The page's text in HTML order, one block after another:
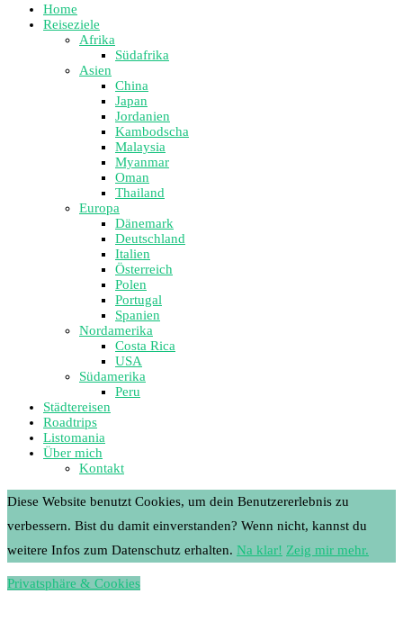
Home
Reiseziele
Afrika
Südafrika
Asien
China
Japan
Jordanien
Kambodscha
Malaysia
Myanmar
Oman
Thailand
Europa
Dänemark
Deutschland
Italien
Österreich
Polen
Portugal
Spanien
Nordamerika
Costa Rica
USA
Südamerika
Peru
Städtereisen
Roadtrips
Listomania
Über mich
Kontakt
Diese Website benutzt Cookies, um dein Benutzererlebnis zu
verbessern. Bist du damit einverstanden? Wenn nicht, kannst du
weitere Infos zum Datenschutz erhalten. Na klar! Zeig mir mehr.
Privatsphäre & Cookies